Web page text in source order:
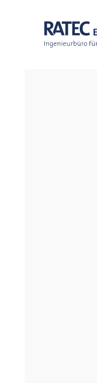
Skip to main content